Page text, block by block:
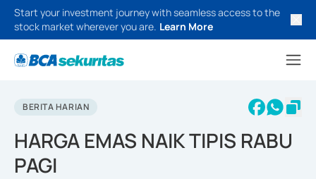
Start your investment journey with seamless access to the
stock market wherever you are. Learn More
BERITA HARIAN
HARGA EMAS NAIK TIPIS RABU
PAGI